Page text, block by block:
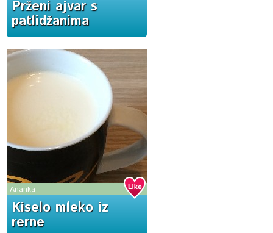
Prženi ajvar s
patlidžanima
Ananka
Kiselo mleko iz
rerne